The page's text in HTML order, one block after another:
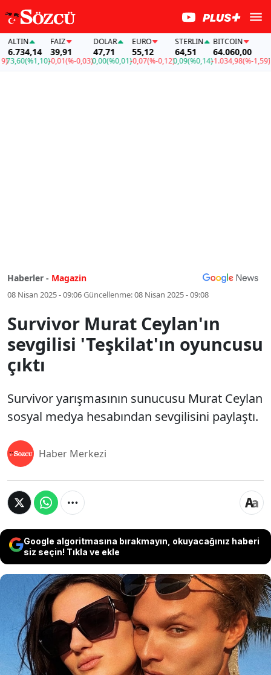
(%1,10)
FAİZ
39,91
-0,01(%-0,03)
DOLAR
47,71
0,00(%0,01)
EURO
55,12
-0,07(%-0,12)
STERLIN
64,51
0,09(%0,14)
BITCOIN
64.060,00
-1.034,98(%-1,59)
Haberler - Magazin
08 Nisan 2025 - 09:06Güncellenme:08 Nisan 2025 - 09:08
Survivor Murat Ceylan'ın
sevgilisi 'Teşkilat'ın oyuncusu
çıktı
Survivor yarışmasının sunucusu Murat Ceylan
sosyal medya hesabından sevgilisini paylaştı.
Haber Merkezi
Google algoritmasına bırakmayın, okuyacağınız haberi
siz seçin! Tıkla ve ekle
Survivor yarışmasının sunucusu
Murat Ceylan sosyal medya
hesabından sevgilisini paylaştı.